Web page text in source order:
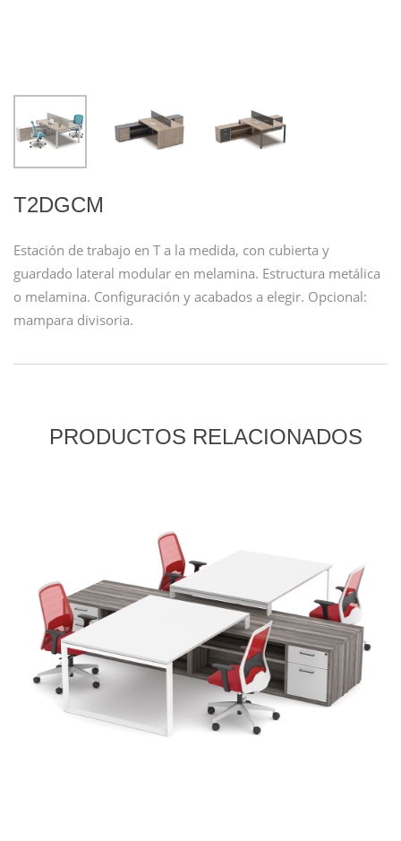
T2DGCM
Estación de trabajo en T a la medida, con cubierta y
guardado lateral modular en melamina. Estructura metálica
o melamina. Configuración y acabados a elegir. Opcional:
mampara divisoria.
PRODUCTOS RELACIONADOS